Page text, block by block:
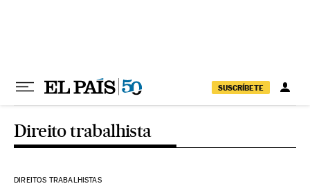
SUSCRÍBETE
Direito trabalhista
DIREITOS TRABALHISTAS